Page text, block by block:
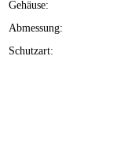
Gehäuse:
Abmessung:
Schutzart: